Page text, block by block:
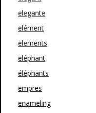
elegante
elément
elements
eléphant
éléphants
empres
enameling